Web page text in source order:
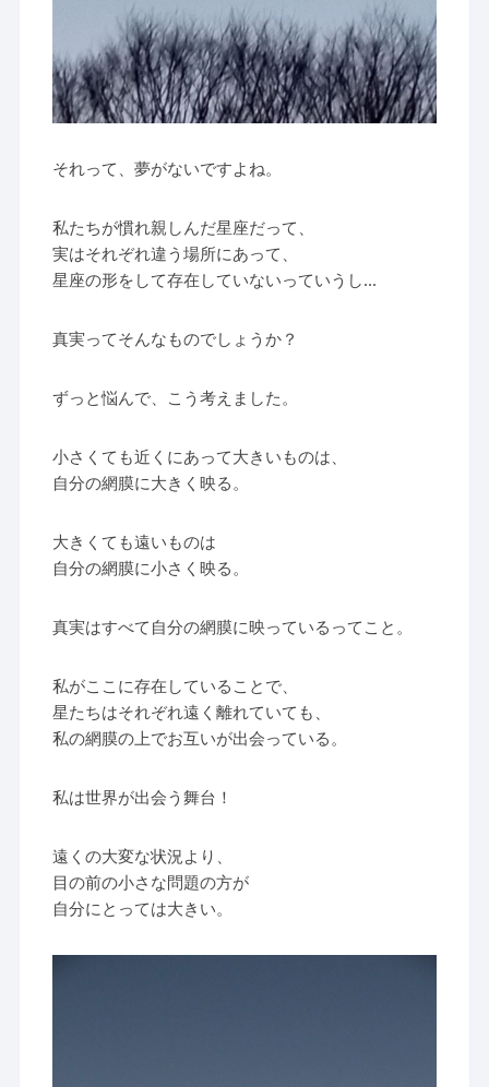
それって、夢がないですよね。
私たちが慣れ親しんだ星座だって、
実はそれぞれ違う場所にあって、
星座の形をして存在していないっていうし…
真実ってそんなものでしょうか？
ずっと悩んで、こう考えました。
小さくても近くにあって大きいものは、
自分の網膜に大きく映る。
大きくても遠いものは
自分の網膜に小さく映る。
真実はすべて自分の網膜に映っているってこと。
私がここに存在していることで、
星たちはそれぞれ遠く離れていても、
私の網膜の上でお互いが出会っている。
私は世界が出会う舞台！
遠くの大変な状況より、
目の前の小さな問題の方が
自分にとっては大きい。